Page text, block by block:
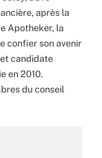
après la
Apotheker, la
confier son avenir
candidate
en 2010.
du conseil